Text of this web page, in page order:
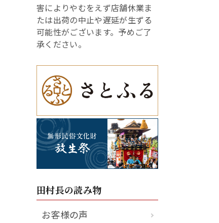
害によりやむをえず店舗休業ま
たは出荷の中止や遅延が生ずる
可能性がございます。予めご了
承ください。
田村長の読み物
お客様の声